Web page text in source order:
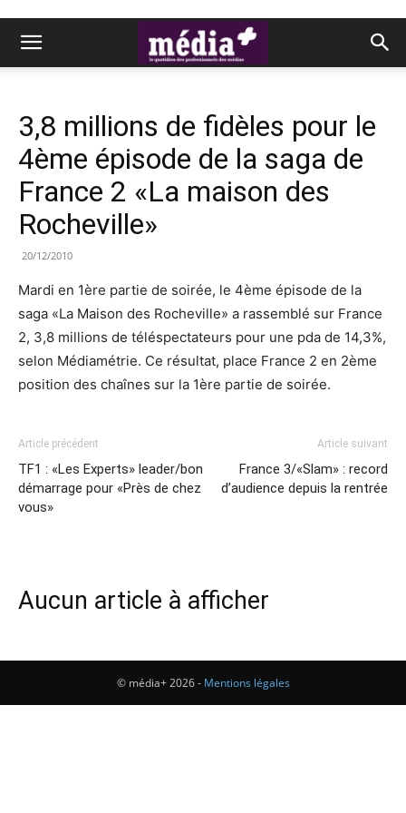
3,8 millions de fidèles pour le
4ème épisode de la saga de
France 2 «La maison des
Rocheville»
20/12/2010
Mardi en 1ère partie de soirée, le 4ème épisode de la
saga «La Maison des Rocheville» a rassemblé sur France
2, 3,8 millions de téléspectateurs pour une pda de 14,3%,
selon Médiamétrie. Ce résultat, place France 2 en 2ème
position des chaînes sur la 1ère partie de soirée.
Article précédent
TF1 : «Les Experts» leader/bon
démarrage pour «Près de chez
vous»
Article suivant
France 3/«Slam» : record
d’audience depuis la rentrée
Aucun article à afficher
© média+ 2026 - Mentions légales